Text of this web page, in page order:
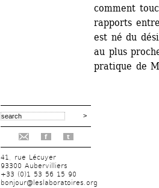
f t
41, rue Lécuyer
93300 Aubervilliers
+33 (0)1 53 56 15 90
bonjour@leslaboratoires.org
comment
rapports
est né du
au plus
pratique de